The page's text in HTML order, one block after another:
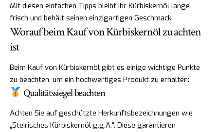
Mit diesen einfachen Tipps bleibt Ihr Kürbiskernöl lange
frisch und behält seinen einzigartigen Geschmack.
Worauf beim Kauf von Kürbiskernöl zu achten
ist
Beim Kauf von Kürbiskernöl gibt es einige wichtige Punkte
zu beachten, um ein hochwertiges Produkt zu erhalten:
Qualitätssiegel beachten
Achten Sie auf geschützte Herkunftsbezeichnungen wie
„Steirisches Kürbiskernöl g.g.A.“. Diese garantieren